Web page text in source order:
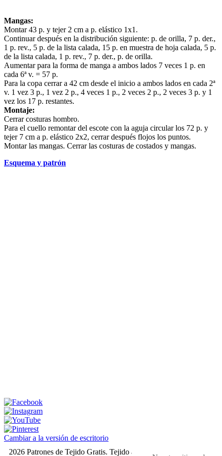
Mangas:
Montar 43 p. y tejer 2 cm a p. elástico 1x1.
Continuar después en la distribución siguiente: p. de orilla, 7 p. der.,
1 p. rev., 5 p. de la lista calada, 15 p. en muestra de hoja calada, 5 p.
de la lista calada, 1 p. rev., 7 p. der., p. de orilla.
Aumentar para la forma de manga a ambos lados 7 veces 1 p. en
cada 6ª v. = 57 p.
Para la copa cerrar a 42 cm desde el inicio a ambos lados en cada 2ª
v. 1 vez 3 p., 1 vez 2 p., 4 veces 1 p., 2 veces 2 p., 2 veces 3 p. y 1
vez los 17 p. restantes.
Montaje:
Cerrar costuras hombro.
Para el cuello remontar del escote con la aguja circular los 72 p. y
tejer 7 cm a p. elástico 2x2, cerrar después flojos los puntos.
Montar las mangas. Cerrar las costuras de costados y mangas.
Esquema y patrón
Cambiar a la versión de escritorio
2026 Patrones de Tejido Gratis. Tejido a dos agujas y